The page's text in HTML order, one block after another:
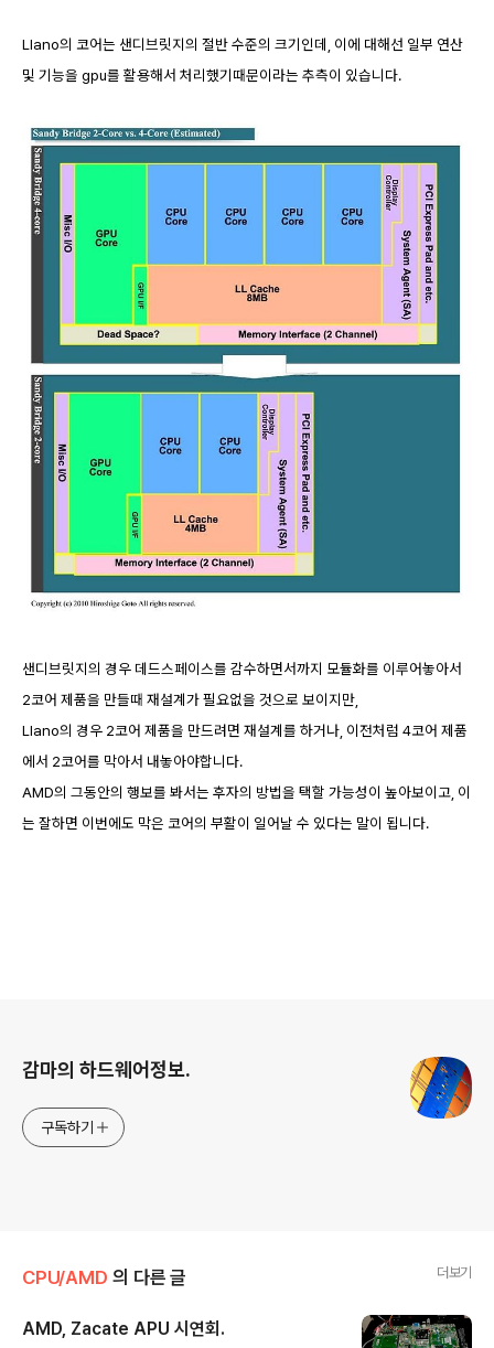
Llano의 코어는 샌디브릿지의 절반 수준의 크기인데, 이에 대해선 일부 연산
및 기능을 gpu를 활용해서 처리했기때문이라는 추측이 있습니다.
샌디브릿지의 경우 데드스페이스를 감수하면서까지 모듈화를 이루어놓아서
2코어 제품을 만들때 재설계가 필요없을 것으로 보이지만,
Llano의 경우 2코어 제품을 만드려면 재설계를 하거나, 이전처럼 4코어 제품
에서 2코어를 막아서 내놓아야합니다.
AMD의 그동안의 행보를 봐서는 후자의 방법을 택할 가능성이 높아보이고, 이
는 잘하면 이번에도 막은 코어의 부활이 일어날 수 있다는 말이 됩니다.
감마의 하드웨어정보.
구독하기
CPU/AMD 의 다른 글 더보기
AMD, Zacate APU 시연회.